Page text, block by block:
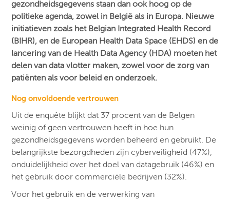
gezondheidsgegevens staan dan ook hoog op de
politieke agenda, zowel in België als in Europa. Nieuwe
initiatieven zoals het Belgian Integrated Health Record
(BIHR), en de European Health Data Space (EHDS) en de
lancering van de Health Data Agency (HDA) moeten het
delen van data vlotter maken, zowel voor de zorg van
patiënten als voor beleid en onderzoek.
Nog onvoldoende vertrouwen
Uit de enquête blijkt dat 37 procent van de Belgen
weinig of geen vertrouwen heeft in hoe hun
gezondheidsgegevens worden beheerd en gebruikt. De
belangrijkste bezorgdheden zijn cyberveiligheid (47%),
onduidelijkheid over het doel van datagebruik (46%) en
het gebruik door commerciële bedrijven (32%).
Voor het gebruik en de verwerking van